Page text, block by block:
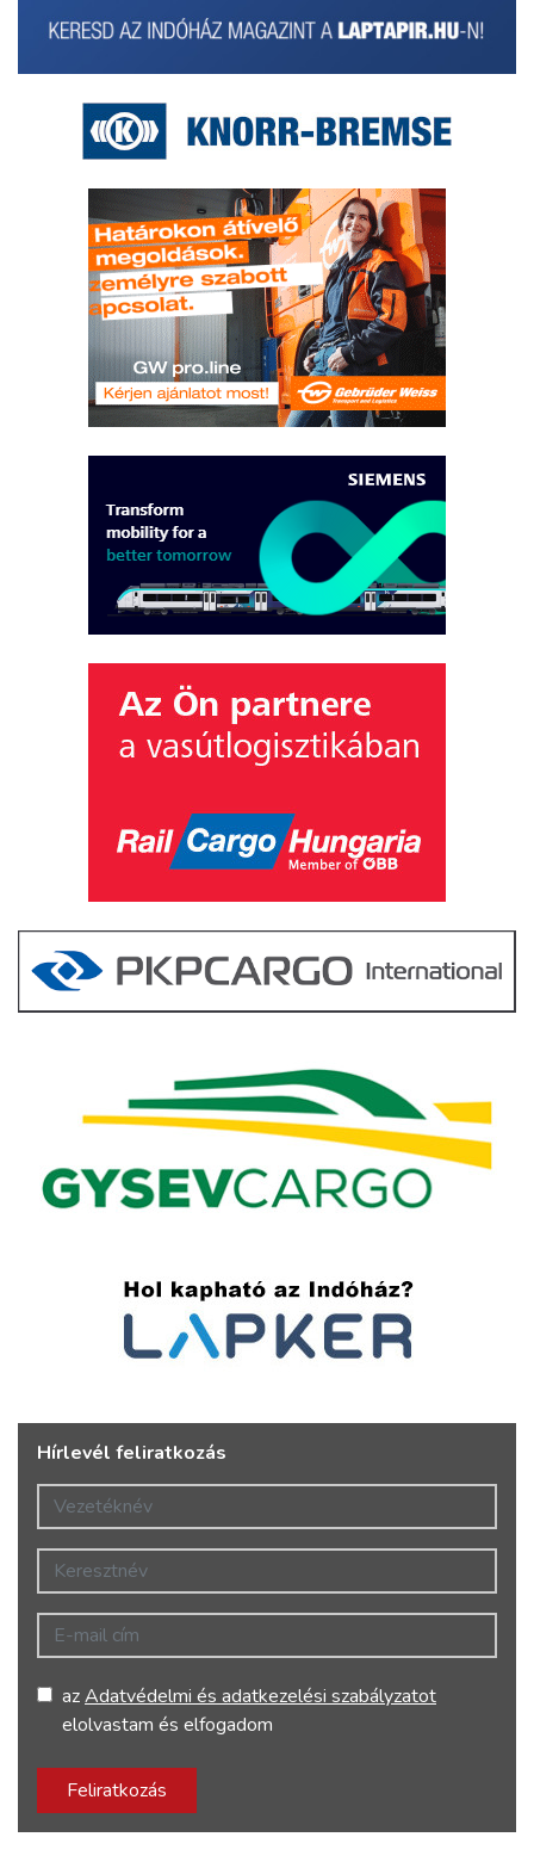
Hírlevél feliratkozás
Vezetéknév
Keresztnév
E-mail cím
azAdatvédelmi és adatkezelési szabályzatot
elolvastam és elfogadom
Feliratkozás